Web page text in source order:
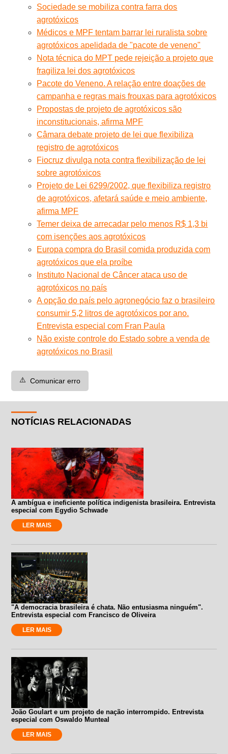
Sociedade se mobiliza contra farra dos
agrotóxicos
Médicos e MPF tentam barrar lei ruralista sobre
agrotóxicos apelidada de "pacote de veneno"
Nota técnica do MPT pede rejeição a projeto que
fragiliza lei dos agrotóxicos
Pacote do Veneno. A relação entre doações de
campanha e regras mais frouxas para agrotóxicos
Propostas de projeto de agrotóxicos são
inconstitucionais, afirma MPF
Câmara debate projeto de lei que flexibiliza
registro de agrotóxicos
Fiocruz divulga nota contra flexibilização de lei
sobre agrotóxicos
Projeto de Lei 6299/2002, que flexibiliza registro
de agrotóxicos, afetará saúde e meio ambiente,
afirma MPF
Temer deixa de arrecadar pelo menos R$ 1,3 bi
com isenções aos agrotóxicos
Europa compra do Brasil comida produzida com
agrotóxicos que ela proíbe
Instituto Nacional de Câncer ataca uso de
agrotóxicos no país
A opção do país pelo agronegócio faz o brasileiro
consumir 5,2 litros de agrotóxicos por ano.
Entrevista especial com Fran Paula
Não existe controle do Estado sobre a venda de
agrotóxicos no Brasil
⚠️ Comunicar erro
NOTÍCIAS RELACIONADAS
A ambígua e ineficiente política indigenista brasileira. Entrevista
especial com Egydio Schwade
LER MAIS
"A democracia brasileira é chata. Não entusiasma ninguém".
Entrevista especial com Francisco de Oliveira
LER MAIS
João Goulart e um projeto de nação interrompido. Entrevista
especial com Oswaldo Munteal
LER MAIS